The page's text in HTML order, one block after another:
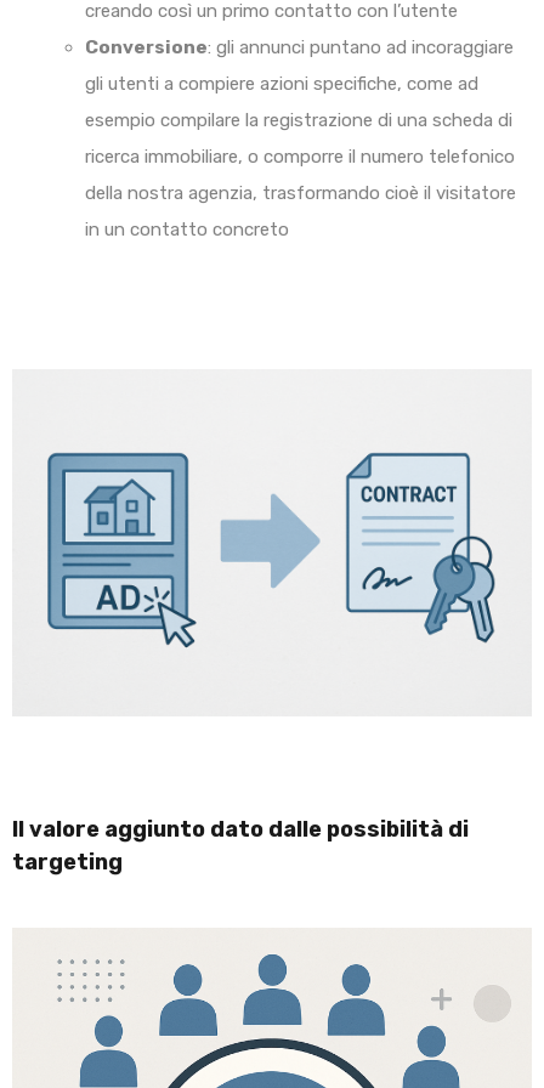
creando così un primo contatto con l’utente
Conversione: gli annunci puntano ad incoraggiare
gli utenti a compiere azioni specifiche, come ad
esempio compilare la registrazione di una scheda di
ricerca immobiliare, o comporre il numero telefonico
della nostra agenzia, trasformando cioè il visitatore
in un contatto concreto
Il valore aggiunto dato dalle possibilità di
targeting